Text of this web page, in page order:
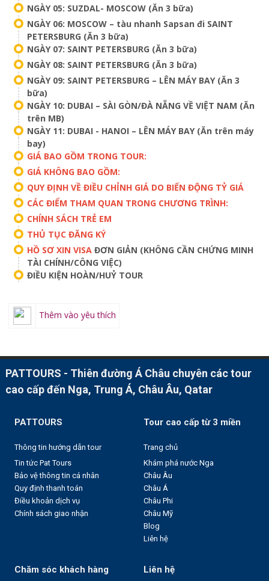
NGÀY 05: SUZDAL- MOSCOW (Ăn 3 bữa)
NGÀY 06: MOSCOW – tàu nhanh Sapsan đi SAINT
PETERSBURG (Ăn 3 bữa)
NGÀY 07: SAINT PETERSBURG (Ăn 3 bữa)
NGÀY 08: SAINT PETERSBURG (Ăn 3 bữa)
NGÀY 09: SAINT PETERSBURG – LÊN MÁY BAY (Ăn 3
bữa)
NGÀY 10: DUBAI – SÀI GÒN/ĐÀ NẴNG VỀ VIỆT NAM (Ăn
trên MB)
NGÀY 11: DUBAI - HANOI – LÊN MÁY BAY (Ăn trên máy
bay)
GIÁ BAO GỒM TRONG TOUR:
GIÁ KHÔNG BAO GỒM:
QUY ĐỊNH VỀ ĐIỀU CHỈNH GIÁ DO BIẾN ĐỘNG TỶ GIÁ
CÁC ĐIỂM THAM QUAN TRONG CHƯƠNG TRÌNH:
CHÍNH SÁCH TRẺ EM
THỦ TỤC ĐĂNG KÝ
HỒ SƠ XIN VISA ĐƠN GIẢN (KHÔNG CẦN CHỨNG MINH
TÀI CHÍNH/CÔNG VIỆC)
ĐIỀU KIỆN HOÀN/HUỶ TOUR
Thêm vào yêu thích
PATTOURS - Thiên đường Á Châu chuyên các tour
cao cấp đến Nga, Trung Á, Châu Âu, Qatar
PATTOURS
Thông tin hướng dẫn tour
Tin tức Pat Tours
Bảo vệ thông tin cá nhân
Quy định thanh toán
Điều khoản dịch vụ
Chính sách giao nhận
Tour cao cấp từ 3 miền
Trang chủ
Khám phá nước Nga
Châu Âu
Châu Á
Châu Phi
Châu Mỹ
Blog
Liên hệ
Chăm sóc khách hàng Liên hệ